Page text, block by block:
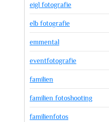
eigl fotografie
elb fotografie
emmental
eventfotografie
familien
familien fotoshooting
familienfotos